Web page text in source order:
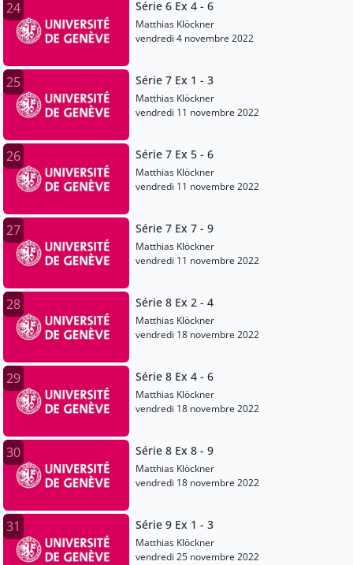
24 Série 6 Ex 4 - 6
Matthias Klöckner
vendredi 4 novembre 2022
25 Série 7 Ex 1 - 3
Matthias Klöckner
vendredi 11 novembre 2022
26 Série 7 Ex 5 - 6
Matthias Klöckner
vendredi 11 novembre 2022
27 Série 7 Ex 7 - 9
Matthias Klöckner
vendredi 11 novembre 2022
28 Série 8 Ex 2 - 4
Matthias Klöckner
vendredi 18 novembre 2022
29 Série 8 Ex 4 - 6
Matthias Klöckner
vendredi 18 novembre 2022
30 Série 8 Ex 8 - 9
Matthias Klöckner
vendredi 18 novembre 2022
31 Série 9 Ex 1 - 3
Matthias Klöckner
vendredi 25 novembre 2022